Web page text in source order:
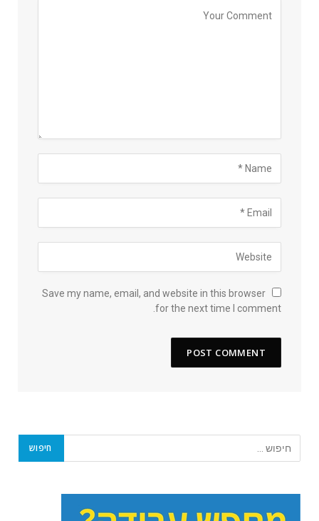
Save my name, email, and website in this browser
for the next time I comment.